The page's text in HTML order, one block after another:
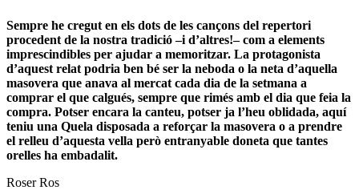
Sempre he cregut en els dots de les cançons del repertori
procedent de la nostra tradició –i d’altres!– com a elements
imprescindibles per ajudar a memoritzar. La protagonista
d’aquest relat podria ben bé ser la neboda o la neta d’aquella
masovera que anava al mercat cada dia de la setmana a
comprar el que calgués, sempre que rimés amb el dia que feia la
compra. Potser encara la canteu, potser ja l’heu oblidada, aquí
teniu una Quela disposada a reforçar la masovera o a prendre
el relleu d’aquesta vella però entranyable doneta que tantes
orelles ha embadalit.
Roser Ros